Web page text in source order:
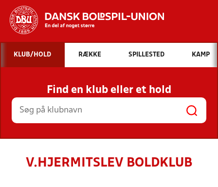
Hvad vil du søge efter?
INDHOLD OG NYHEDER
STILLINGER, RESULTATER, KLUBBER OG
HOLD
KLUB/HOLD RÆKKE SPILLESTED KAMP
Find en klub eller et hold
V.HJERMITSLEV BOLDKLUB